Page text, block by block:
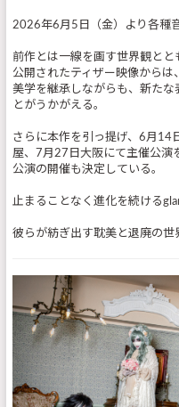
2026年6月5日（金）より各種
前作とは一線を画す世界観とと
公開されたティザー映像からは
美学を継承しながらも、新たな
とがうかがえる。
さらに本作を引っ提げ、6月14
屋、7月27日大阪にて主催公演
公演の開催も決定している。
止まることなく進化を続ける
彼らが紡ぎ出す耽美と退廃の世